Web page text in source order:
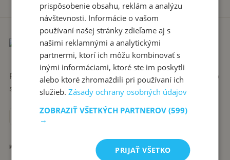
Recepty píše babka Stanka. Jednoduché, poctivé jedlá zo
slovenskej kuchyne, ktoré sa vždy podaria.
KATEGÓRIE
prispôsobenie obsahu, reklám a analýzu
návštevnosti. Informácie o vašom
používaní našej stránky zdieľame aj s
našimi reklamnými a analytickými
partnermi, ktorí ich môžu kombinovať s
inými informáciami, ktoré ste im poskytli
alebo ktoré zhromaždili pri používaní ich
služieb.Zásady ochrany osobných údajov
ZOBRAZIŤ VŠETKÝCH PARTNEROV(599)
→
PRIJAŤ VŠETKO